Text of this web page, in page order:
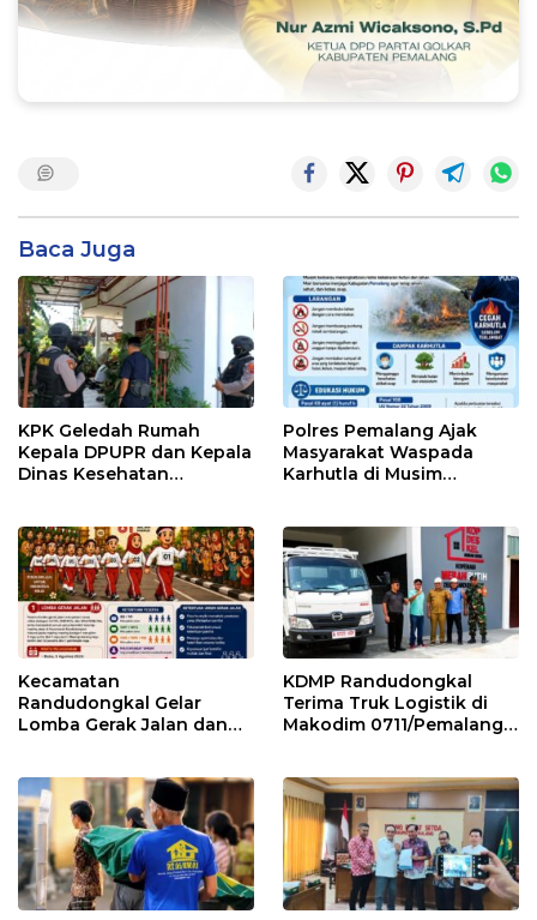
Baca Juga
KPK Geledah Rumah
Kepala DPUPR dan Kepala
Dinas Kesehatan
Polres Pemalang Ajak
Masyarakat Waspada
Karhutla di Musim
Kecamatan
Randudongkal Gelar
Lomba Gerak Jalan dan
KDMP Randudongkal
Terima Truk Logistik di
Makodim 0711/Pemalang